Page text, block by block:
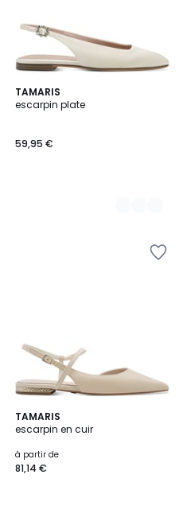
TAMARIS
escarpin plate
59,95 €
2
Couleurs
TAMARIS
escarpin en cuir
à partir de
81,14 €